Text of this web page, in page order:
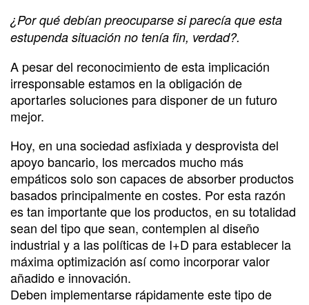
¿Por qué debían preocuparse si parecía que esta
estupenda situación no tenía fin, verdad?.
A pesar del reconocimiento de esta implicación
irresponsable estamos en la obligación de
aportarles soluciones para disponer de un futuro
mejor.
Hoy, en una sociedad asfixiada y desprovista del
apoyo bancario, los mercados mucho más
empáticos solo son capaces de absorber productos
basados principalmente en costes. Por esta razón
es tan importante que los productos, en su totalidad
sean del tipo que sean, contemplen al diseño
industrial y a las políticas de I+D para establecer la
máxima optimización así como incorporar valor
añadido e innovación.
Deben implementarse rápidamente este tipo de